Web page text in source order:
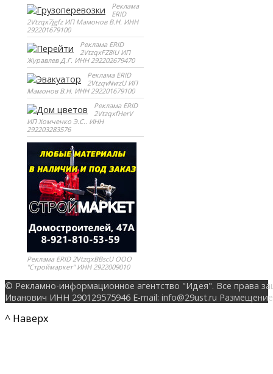
Реклама
ERID
2Vtzqx7jgfz ИП Мамонов В.Н. ИНН
292201679100
Реклама ERID
2VtzqxFZ8iU ИП
Журавлев Д.Г. ИНН 292202679470
Реклама ERID
2VtzqvNvrzU ИП
Мамонов В.Н. ИНН 292201679100
Реклама ERID
2VtzqxfHerV
ИП Хомченко Э.С.. ИНН
292203283576
Реклама ERID 2VtzqxBBscU ООО
"Строймаркет" ИНН 2922009010
© Рекламно-информационное агентство "Идея". Все права
Иванович ИНН 290129575946 E-mail: info@29ust.ru
^ Наверх